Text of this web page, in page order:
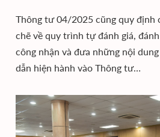
Thông tư 04/2025 cũng quy định
chẽ về quy trình tự đánh giá,
công nhận và đưa những nội
dẫn hiện hành vào Thông tư…